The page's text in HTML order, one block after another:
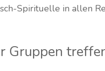
Spirituelle in allen
Gruppen